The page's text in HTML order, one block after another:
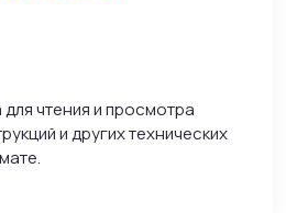
чтения и просмотра
и других технических